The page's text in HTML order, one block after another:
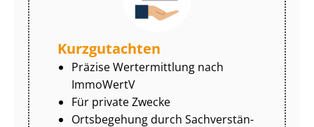
Kurzgutachten
Präzise Wertermittlung nach
ImmoWertV
Für private Zwecke
Ortsbegehung durch Sach­ver­stän­